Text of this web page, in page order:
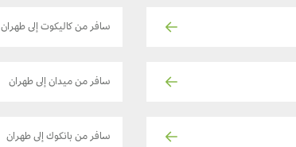
سافر من كاليكوت إلى طهران
سافر من ميدان إلى طهران
سافر من بانكوك إلى طهران